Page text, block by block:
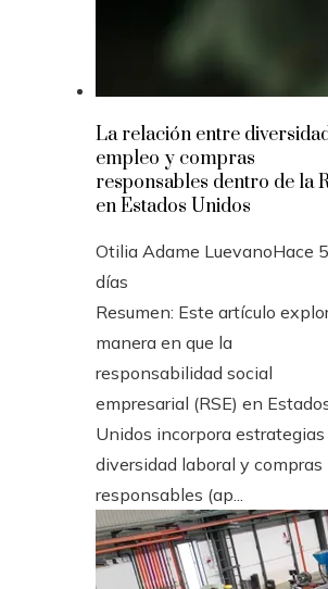
La relación entre
empleo y compras
responsables dentro de la
en Estados Unidos
Otilia Adame LuevanoHace 5
días
Resumen: Este artículo
manera en que la
responsabilidad social
empresarial (RSE) en
Unidos incorpora estrategias
diversidad laboral y compras
responsables (ap...